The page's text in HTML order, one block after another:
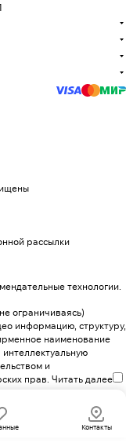
рассылки
технологии.
ограничиваясь)
информацию, структуру,
наименование
и
прав. Читать далее
Контакты